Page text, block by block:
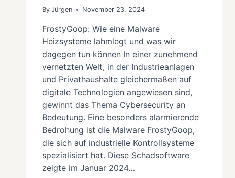
By Jürgen November 23, 2024
FrostyGoop: Wie eine Malware
Heizsysteme lahmlegt und was wir
dagegen tun können In einer zunehmend
vernetzten Welt, in der Industrieanlagen
und Privathaushalte gleichermaßen auf
digitale Technologien angewiesen sind,
gewinnt das Thema Cybersecurity an
Bedeutung. Eine besonders alarmierende
Bedrohung ist die Malware FrostyGoop,
die sich auf industrielle Kontrollsysteme
spezialisiert hat. Diese Schadsoftware
zeigte im Januar 2024…